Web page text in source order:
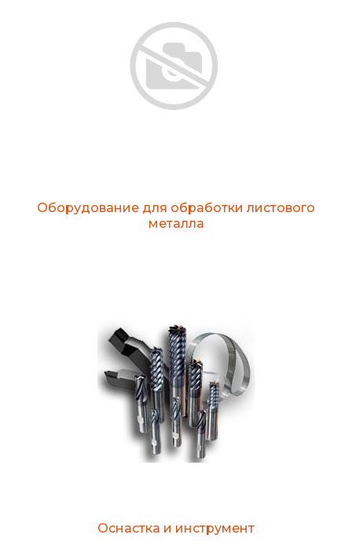
Оборудование для обработки листового
металла
Оснастка и инструмент